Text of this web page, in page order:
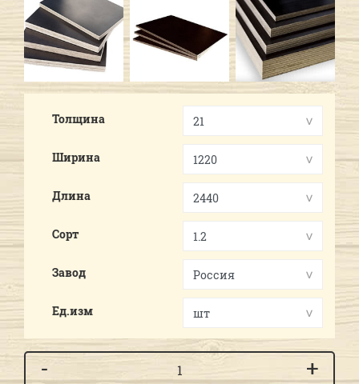
Previous Next
Толщина
Ширина
Длина
Сорт
Завод
Ед.изм
- +